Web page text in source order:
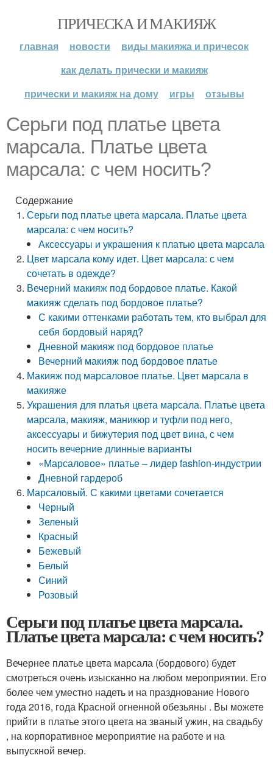
ПРИЧЕСКА И МАКИЯЖ
главная новости
виды макияжа и причесок
как делать прически и макияж
прически и макияж на дому
игры отзывы
Серьги под платье цвета
марсала. Платье цвета
марсала: с чем носить?
Содержание
Серьги под платье цвета марсала. Платье цвета
марсала: с чем носить?
Аксессуары и украшения к платью цвета марсала
Цвет марсала кому идет. Цвет марсала: с чем
сочетать в одежде?
Вечерний макияж под бордовое платье. Какой
макияж сделать под бордовое платье?
С какими оттенками работать тем, кто выбрал для
себя бордовый наряд?
Дневной макияж под бордовое платье
Вечерний макияж под бордовое платье
Макияж под марсаловое платье. Цвет марсала в
макияже
Украшения для платья цвета марсала. Платье цвета
марсала, макияж, маникюр и туфли под него,
аксессуары и бижутерия под цвет вина, с чем
носить вечерние длинные варианты
«Марсаловое» платье – лидер fashion-индустрии
Дневной гардероб
Марсаловый. С какими цветами сочетается
Черный
Зеленый
Красный
Бежевый
Белый
Синий
Розовый
Серьги под платье цвета марсала.
Платье цвета марсала: с чем носить?
Вечернее платье цвета марсала (бордового) будет
смотреться очень изысканно на любом мероприятии. Его
более чем уместно надеть и на празднование Нового
года 2016, года Красной огненной обезьяны . Вы можете
прийти в платье этого цвета на званый ужин, на свадьбу
, на корпоративное мероприятие на работе и на
выпускной вечер.